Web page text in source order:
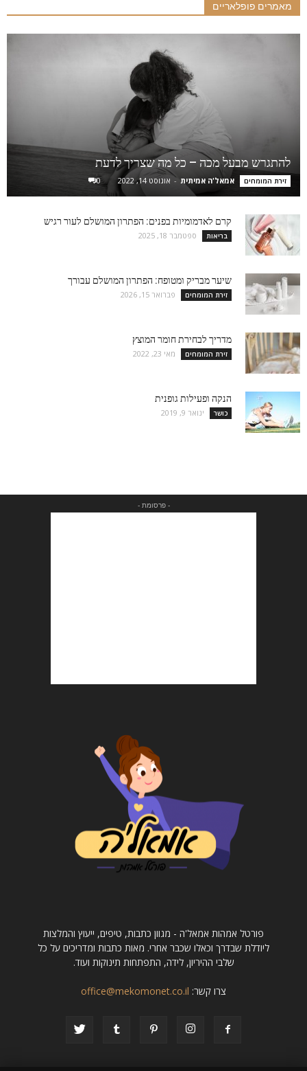
מאמרים פופלאריים
להתגרש מבעל מכה – כל מה שצריך לדעת
זירת המומחים אמאל'ה אמיתית - אוגוסט 14, 2022 0
קרם לאדמומיות בפנים: הפתרון המושלם לעור רגיש
בריאות ספטמבר 18, 2025
שיער מבריק ומטופח: הפתרון המושלם עבורך
זירת המומחים פברואר 15, 2026
מדריך לבחירת חומר המוצץ
זירת המומחים מאי 23, 2022
הנקה ופעילות גופנית
כושר ינואר 9, 2019
- פרסומת -
פורטל אמהות אמאל'ה - מגוון כתבות, טיפים, ייעוץ והמלצות
ליודלת שבדרך וכאלו שכבר אחרי. מאות כתבות ומדריכים על כל
שלבי ההיריון, לידה, התפתחות תינוקות ועוד.
צרו קשר: office@mekomonet.co.il